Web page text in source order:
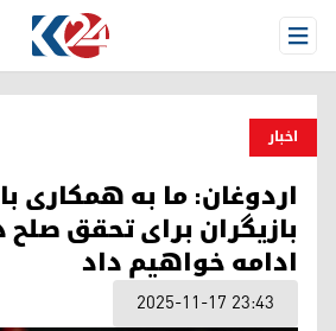
Open Menu
اخبار
اردوغان: ما به همکاری
بازیگران برای تحقق
ادامه خواهیم داد
2025-11-17 23:43